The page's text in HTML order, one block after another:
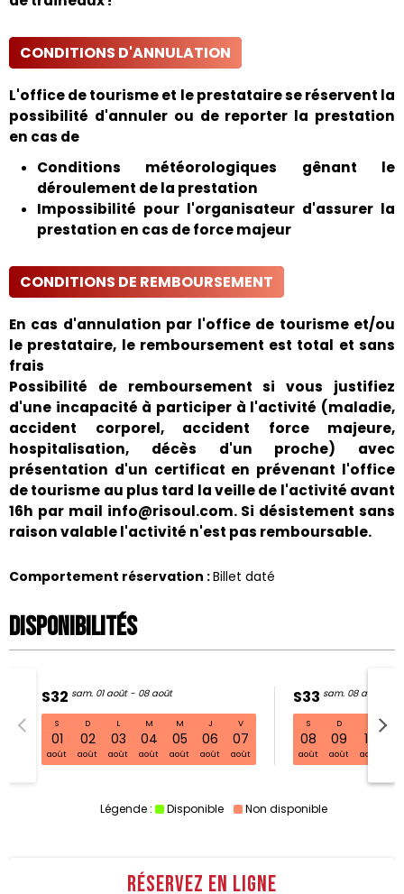
CONDITIONS D'ANNULATION
L'office de tourisme et le prestataire se réservent la
possibilité d'annuler ou de reporter la prestation
en cas de
Conditions météorologiques gênant le
déroulement de la prestation
Impossibilité pour l'organisateur d'assurer la
prestation en cas de force majeur
CONDITIONS DE REMBOURSEMENT
En cas d'annulation par l'office de tourisme et/ou
le prestataire, le remboursement est total et sans
frais
Possibilité de remboursement si vous justifiez
d'une incapacité à participer à l'activité (maladie,
accident corporel, accident force majeure,
hospitalisation, décès d'un proche) avec
présentation d'un certificat en prévenant l'office
de tourisme au plus tard la veille de l'activité avant
16h par mail info@risoul.com. Si désistement sans
raison valable l'activité n'est pas remboursable.
Comportement réservation :Billet daté
Disponibilités
S32 sam. 01 août - 08 août
S
01
août
D
02
août
L
03
août
M
04
août
M
05
août
J
06
août
V
07
août
S33 sam. 08 août - 15
S
08
août
D
09
août
10
août
S32 sam. 01 août - 08 août
Légende : Disponible Non disponible
Réservez en ligne